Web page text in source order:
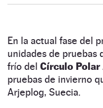
En la actual fase del
unidades de pruebas
frío del Círculo
pruebas de invierno
Arjeplog, Suecia.